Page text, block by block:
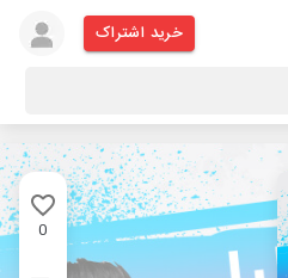
خرید اشتراک
0